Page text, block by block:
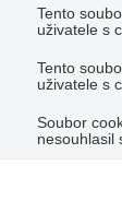
Tento
uživatele s
Tento
uživatele s
Soubor
nesouhlasil